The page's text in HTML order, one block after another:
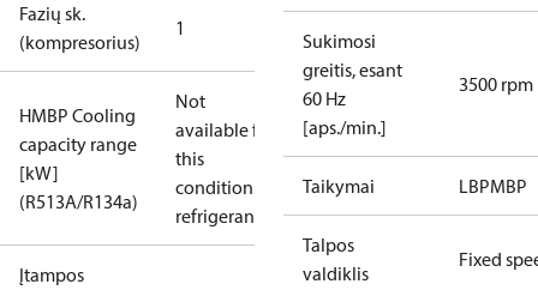
Fazių sk.
(kompresorius)
1
HMBP Cooling
capacity range
[kW]
(R513A/R134a)
Not
available for
this
condition /
refrigerant
Įtampos
Sukimosi
greitis, esant
60 Hz
[aps./min.]
3500 rpm
Taikymai LBPMBP
Talpos
valdiklis
Fixed